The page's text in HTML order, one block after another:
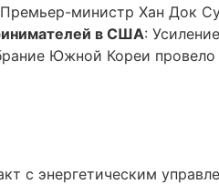
министр Хан Док
в США:
Южной Кореи
с энергетическим